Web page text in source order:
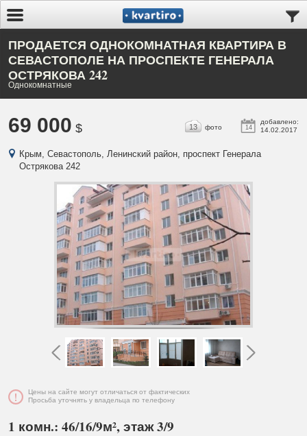
ПРОДАЕТСЯ ОДНОКОМНАТНАЯ КВАРТИРА В
СЕВАСТОПОЛЕ НА ПРОСПЕКТЕ ГЕНЕРАЛА
ОСТРЯКОВА 242
Однокомнатные
69 000 $ 14
добавлено:
14.02.2017
13 фото
Крым, Севастополь, Ленинский район, проспект Генерала
Острякова 242
Цены на сайте могут отличаться от фактических
Просьба уточнять у владельца по телефону
1 комн.: 46/16/9м², этаж 3/9